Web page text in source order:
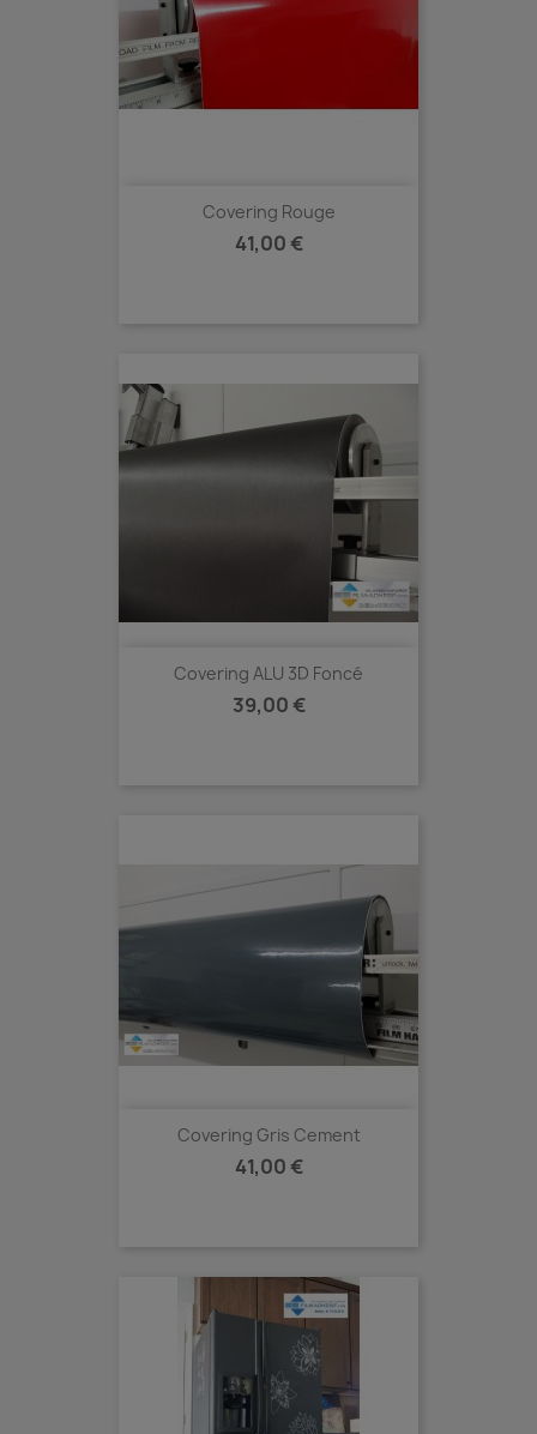
Covering Rouge
Prix
41,00 €
Covering ALU 3D Foncé
Prix
39,00 €
Covering Gris Cement
Prix
41,00 €